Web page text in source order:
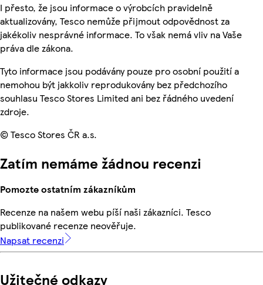
I přesto, že jsou informace o výrobcích pravidelně
aktualizovány, Tesco nemůže přijmout odpovědnost za
jakékoliv nesprávné informace. To však nemá vliv na Vaše
práva dle zákona.
Tyto informace jsou podávány pouze pro osobní použití a
nemohou být jakkoliv reprodukovány bez předchozího
souhlasu Tesco Stores Limited ani bez řádného uvedení
zdroje.
© Tesco Stores ČR a.s.
Zatím nemáme žádnou recenzi
Pomozte ostatním zákazníkům
Recenze na našem webu píší naši zákazníci. Tesco
publikované recenze neověřuje.
Napsat recenzi
Užitečné odkazy